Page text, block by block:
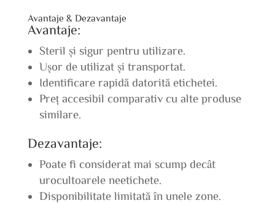
Avantaje & Dezavantaje
Avantaje:
Steril și sigur pentru utilizare.
Ușor de utilizat și transportat.
Identificare rapidă datorită etichetei.
Preț accesibil comparativ cu alte produse
similare.
Dezavantaje:
Poate fi considerat mai scump decât
urocultoarele neetichete.
Disponibilitate limitată în unele zone.